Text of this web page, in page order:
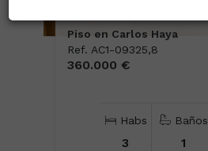
Piso en Carlos Haya
Ref. AC1-09325,8
360.000 €
Habs
3
Baños
1